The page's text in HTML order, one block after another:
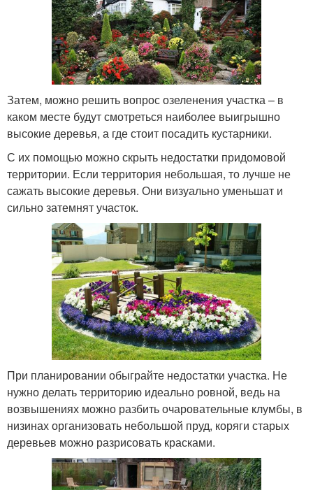
Затем, можно решить вопрос озеленения участка – в
каком месте будут смотреться наиболее выигрышно
высокие деревья, а где стоит посадить кустарники.
С их помощью можно скрыть недостатки придомовой
территории. Если территория небольшая, то лучше не
сажать высокие деревья. Они визуально уменьшат и
сильно затемнят участок.
При планировании обыграйте недостатки участка. Не
нужно делать территорию идеально ровной, ведь на
возвышениях можно разбить очаровательные клумбы, в
низинах организовать небольшой пруд, коряги старых
деревьев можно разрисовать красками.